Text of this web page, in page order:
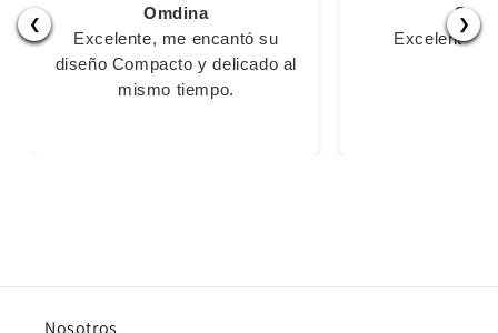
❮ ❯
Omdina
Excelente, me encantó su
diseño Compacto y delicado al
mismo tiempo.
Excelente
Nosotros